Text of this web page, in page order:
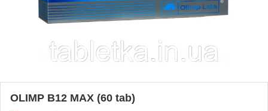
OLIMP B12 MAX (60 tab)